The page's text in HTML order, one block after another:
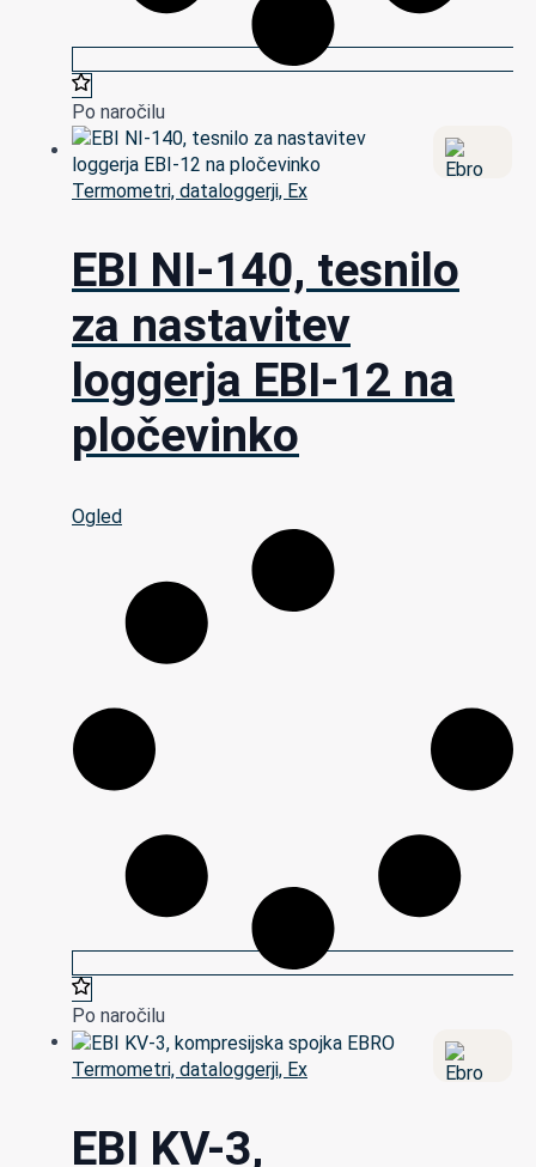
Po naročilu
Termometri, dataloggerji, Ex
EBI NI-140, tesnilo
za nastavitev
loggerja EBI-12 na
pločevinko
Ogled
Po naročilu
Termometri, dataloggerji, Ex
EBI KV-3,